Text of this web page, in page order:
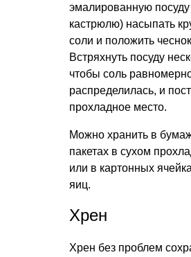
эмалированную
кастрюлю) насыпать
соли и положить
Встряхнуть посуду
чтобы соль
распределилась, и
прохладное место.
Можно хранить в
пакетах в сухом
или в картонных
яиц.
Хрен
Хрен без проблем